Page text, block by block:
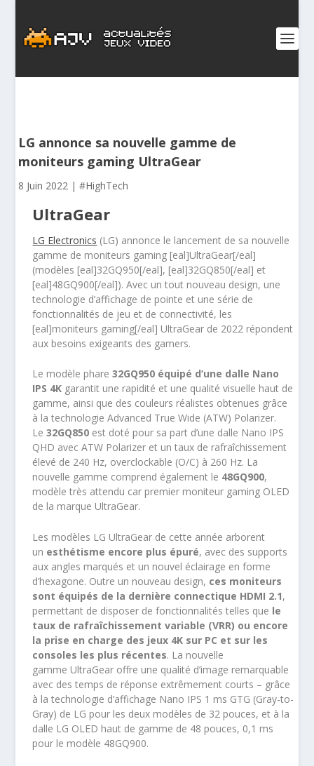
LG annonce sa nouvelle gamme de
moniteurs gaming UltraGear
8 Juin 2022 |#HighTech
UltraGear
LG Electronics (LG) annonce le lancement de sa nouvelle
gamme de moniteurs gaming [eal]UltraGear[/eal]
(modèles [eal]32GQ950[/eal], [eal]32GQ850[/eal] et
[eal]48GQ900[/eal]). Avec un tout nouveau design, une
technologie d’affichage de pointe et une série de
fonctionnalités de jeu et de connectivité, les
[eal]moniteurs gaming[/eal] UltraGear de 2022 répondent
aux besoins exigeants des gamers.
Le modèle phare32GQ950 équipé d’une dalle Nano
IPS 4K garantit une rapidité et une qualité visuelle haut de
gamme, ainsi que des couleurs réalistes obtenues grâce
à la technologie Advanced True Wide (ATW) Polarizer.
Le32GQ850 est doté pour sa part d’une dalle Nano IPS
QHD avec ATW Polarizer et un taux de rafraîchissement
élevé de 240 Hz, overclockable (O/C) à 260 Hz. La
nouvelle gamme comprend également le 48GQ900,
modèle très attendu car premier moniteur gaming OLED
de la marque UltraGear.
Les modèles LG UltraGear de cette année arborent
un esthétisme encore plus épuré, avec des supports
aux angles marqués et un nouvel éclairage en forme
d’hexagone. Outre un nouveau design, ces moniteurs
sont équipés de la dernière connectique HDMI 2.1,
permettant de disposer de fonctionnalités telles que le
taux de rafraîchissement variable (VRR) ou encore
la prise en charge des jeux 4K sur PC et sur les
consoles les plus récentes. La nouvelle
gamme UltraGear offre une qualité d’image remarquable
avec des temps de réponse extrêmement courts – grâce
à la technologie d’affichage Nano IPS 1 ms GTG (Gray-to-
Gray) de LG pour les deux modèles de 32 pouces, et à la
dalle LG OLED haut de gamme de 48 pouces, 0,1 ms
pour le modèle 48GQ900.